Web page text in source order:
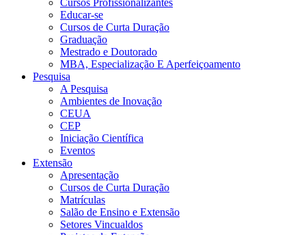
Educar-se
Cursos de Curta Duração
Graduação
Mestrado e Doutorado
MBA, Especialização E Aperfeiçoamento
Pesquisa
A Pesquisa
Ambientes de Inovação
CEUA
CEP
Iniciação Científica
Eventos
Extensão
Apresentação
Cursos de Curta Duração
Matrículas
Salão de Ensino e Extensão
Setores Vincualdos